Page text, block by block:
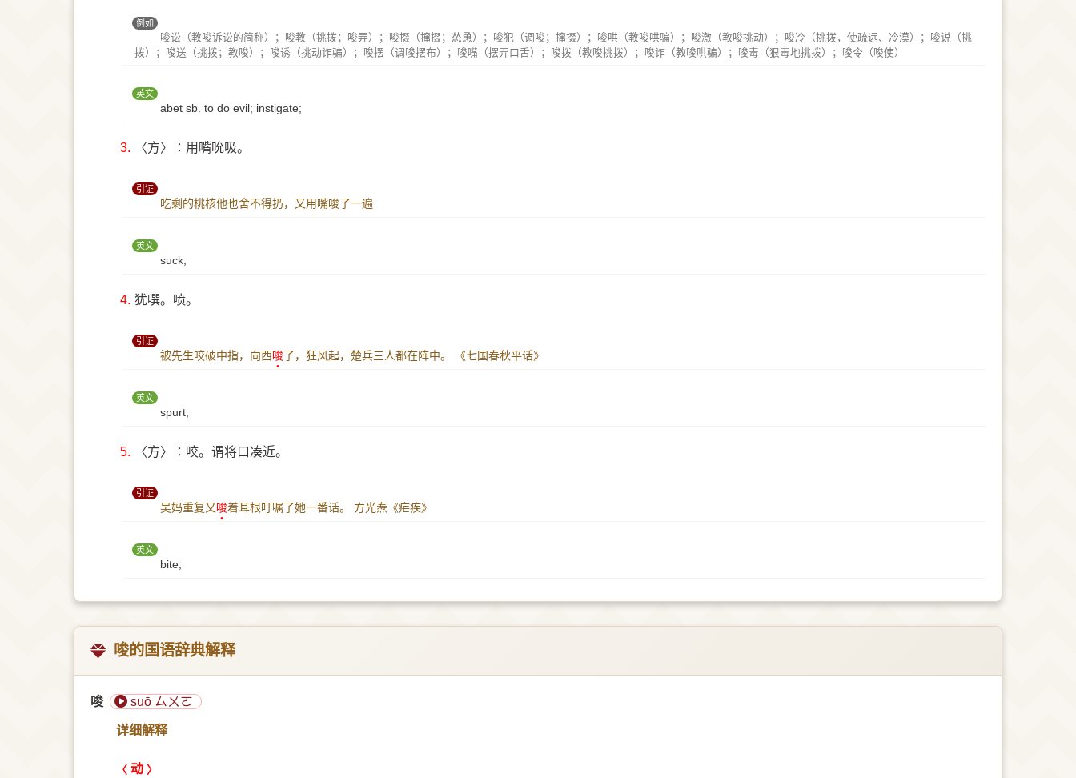
例如
唆讼（教唆诉讼的简称）；唆教（挑拨；唆弄）；唆掇（撺掇；怂恿）；唆犯（调唆；撺掇）；唆哄（教唆哄骗）；唆激（教唆挑动）；唆冷（挑拨，使疏远、冷漠）；唆说（挑
拨）；唆送（挑拨；教唆）；唆诱（挑动诈骗）；唆摆（调唆摆布）；唆嘴（摆弄口舌）；唆拨（教唆挑拨）；唆诈（教唆哄骗）；唆毒（狠毒地挑拨）；唆令（唆使）
英文
abet sb. to do evil; instigate;
3. 〈方〉∶用嘴吮吸。
引证
吃剩的桃核他也舍不得扔，又用嘴唆了一遍
英文
suck;
4. 犹噀。喷。
引证
被先生咬破中指，向西唆了，狂风起，楚兵三人都在阵中。 《七国春秋平话》
英文
spurt;
5. 〈方〉∶咬。谓将口凑近。
引证
吴妈重复又唆着耳根叮嘱了她一番话。 方光焘《疟疾》
英文
bite;
唆的国语辞典解释
唆 suō ㄙㄨㄛ
详细解释
动